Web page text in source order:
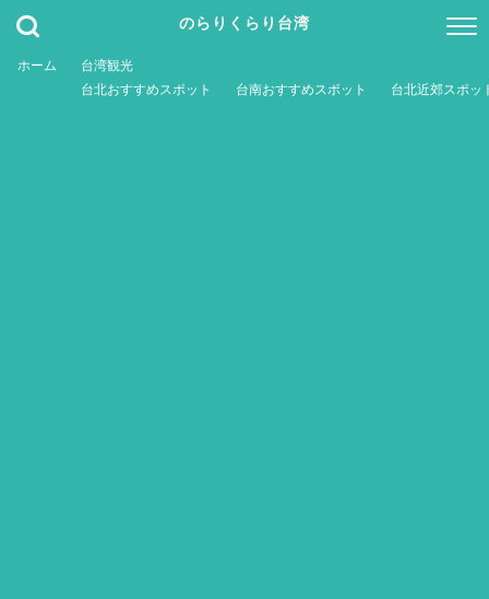
のらりくらり台湾
ホーム
台湾観光
台北おすすめスポット
台南おすすめスポット 台北近郊スポッ